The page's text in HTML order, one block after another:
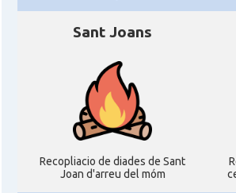
Sant Joans
Recopliacio de diades de Sant
Joan d'arreu del móm